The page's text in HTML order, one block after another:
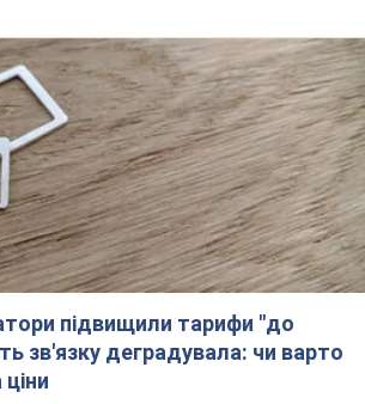
підвищили тарифи "до
зв'язку деградувала: чи варто